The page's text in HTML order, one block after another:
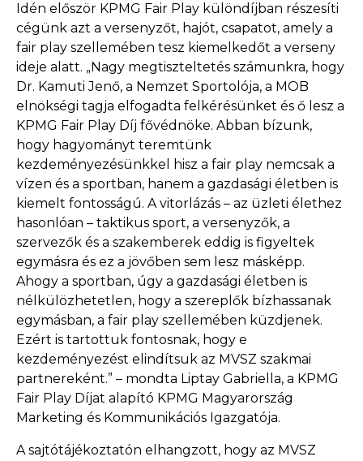
Idén először KPMG Fair Play különdíjban részesíti
cégünk azt a versenyzőt, hajót, csapatot, amely a
fair play szellemében tesz kiemelkedőt a verseny
ideje alatt. „Nagy megtiszteltetés számunkra, hogy
Dr. Kamuti Jenő, a Nemzet Sportolója, a MOB
elnökségi tagja elfogadta felkérésünket és ő lesz a
KPMG Fair Play Díj fővédnöke. Abban bízunk,
hogy hagyományt teremtünk
kezdeményezésünkkel hisz a fair play nemcsak a
vízen és a sportban, hanem a gazdasági életben is
kiemelt fontosságú. A vitorlázás – az üzleti élethez
hasonlóan – taktikus sport, a versenyzők, a
szervezők és a szakemberek eddig is figyeltek
egymásra és ez a jövőben sem lesz másképp.
Ahogy a sportban, úgy a gazdasági életben is
nélkülözhetetlen, hogy a szereplők bízhassanak
egymásban, a fair play szellemében küzdjenek.
Ezért is tartottuk fontosnak, hogy e
kezdeményezést elindítsuk az MVSZ szakmai
partnereként.” – mondta Liptay Gabriella, a KPMG
Fair Play Díjat alapító KPMG Magyarország
Marketing és Kommunikációs Igazgatója.
A sajtótájékoztatón elhangzott, hogy az MVSZ